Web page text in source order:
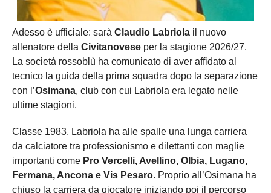
Adesso è ufficiale: sarà Claudio Labriola il nuovo
allenatore della Civitanovese per la stagione 2026/27.
La società rossoblù ha comunicato di aver affidato al
tecnico la guida della prima squadra dopo la separazione
con l’Osimana, club con cui Labriola era legato nelle
ultime stagioni.
Classe 1983, Labriola ha alle spalle una lunga carriera
da calciatore tra professionismo e dilettanti con maglie
importanti come Pro Vercelli, Avellino, Olbia, Lugano,
Fermana, Ancona e Vis Pesaro. Proprio all’Osimana ha
chiuso la carriera da giocatore iniziando poi il percorso